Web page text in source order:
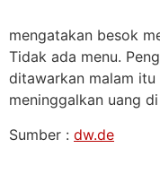
mengatakan besok
Tidak ada menu.
ditawarkan malam
meninggalkan uang
Sumber : dw.de